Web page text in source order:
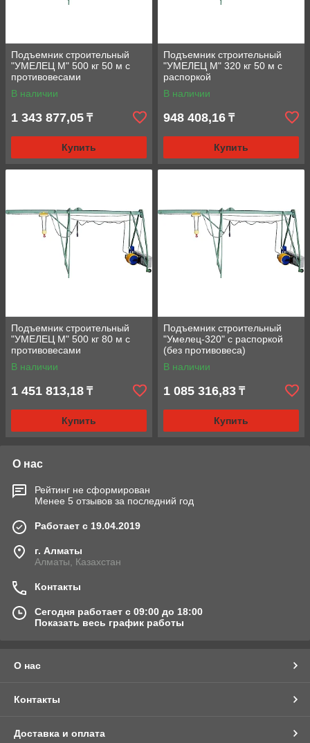
Подъемник строительный
"УМЕЛЕЦ М" 500 кг 50 м с
противовесами
В наличии
1 343 877,05 ₸
Купить
Подъемник строительный
"УМЕЛЕЦ М" 320 кг 50 м с
раcпоркой
В наличии
948 408,16 ₸
Купить
Подъемник строительный
"УМЕЛЕЦ М" 500 кг 80 м с
противовесами
В наличии
1 451 813,18 ₸
Купить
Подъемник строительный
"Умелец-320" с распоркой
(без противовеса)
В наличии
1 085 316,83 ₸
Купить
О нас
Рейтинг не сформирован
Менее 5 отзывов за последний год
Работает с 19.04.2019
г. Алматы
Алматы, Казахстан
Контакты
Сегодня работает с 09:00 до 18:00
Показать весь график работы
О нас
Контакты
Доставка и оплата